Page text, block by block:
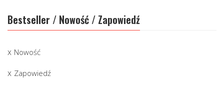
Bestseller / Nowość / Zapowiedź
Nowość
Zapowiedź